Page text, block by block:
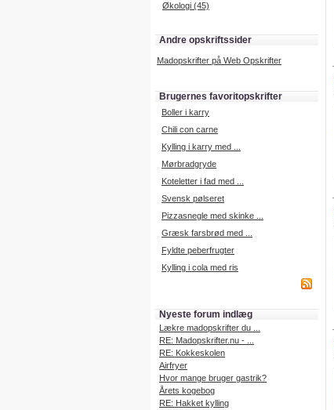
Økologi (45)
Andre opskriftssider
Madopskrifter på Web Opskrifter
Brugernes favoritopskrifter
Boller i karry
Chili con carne
Kylling i karry med ...
Mørbradgryde
Koteletter i fad med ...
Svensk pølseret
Pizzasnegle med skinke ...
Græsk farsbrød med ...
Fyldte peberfrugter
Kylling i cola med ris
Nyeste forum indlæg
Lækre madopskrifter du ...
RE: Madopskrifter.nu - ...
RE: Kokkeskolen
Airfryer
Hvor mange bruger gastrik?
Årets kogebog
RE: Hakket kylling